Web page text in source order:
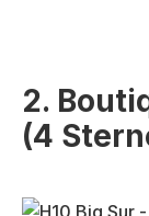
2.
(4